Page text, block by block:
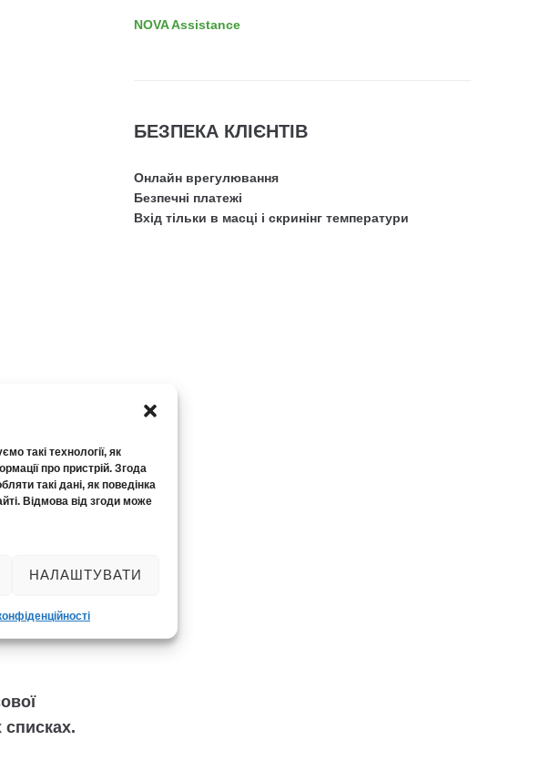
такі технології, як
про пристрій. Згода
такі дані, як поведінка
Відмова від згоди може
НАЛАШТУВАТИ
за 2024 рік
до
списках.
NOVA Assistance
БЕЗПЕКА КЛІЄНТІВ
Онлайн врегулювання
Безпечні платежі
Вхід тільки в масці і скринінг температури